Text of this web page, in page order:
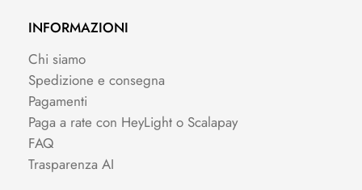
INFORMAZIONI
Chi siamo
Spedizione e consegna
Pagamenti
Paga a rate con HeyLight o Scalapay
FAQ
Trasparenza AI